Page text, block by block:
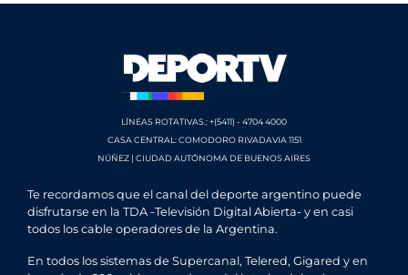
LÍNEAS ROTATIVAS.: +(5411) - 4704 4000
CASA CENTRAL: COMODORO RIVADAVIA 1151
NÚÑEZ | CIUDAD AUTÓNOMA DE BUENOS AIRES
Te recordamos que el canal del deporte argentino puede
disfrutarse en la TDA -Televisión Digital Abierta- y en casi
todos los cable operadores de la Argentina.
En todos los sistemas de Supercanal, Telered, Gigared y en